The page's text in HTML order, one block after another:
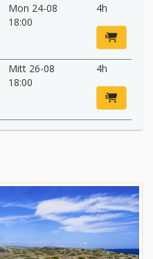
Mon 24-08
18:00
4h
Mitt 26-08
18:00
4h